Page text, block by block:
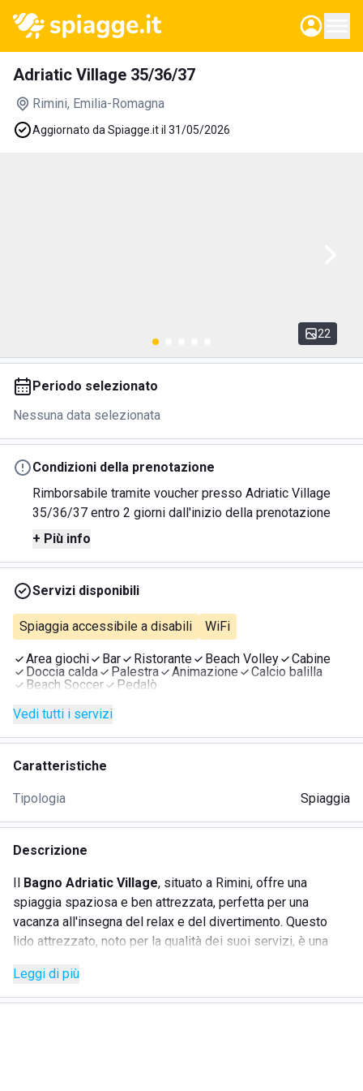
Adriatic Village 35/36/37
Rimini, Emilia-Romagna
Aggiornato da Spiagge.it il 31/05/2026
22
Periodo selezionato
Nessuna data selezionata
Condizioni della prenotazione
Rimborsabile tramite voucher presso Adriatic Village
35/36/37 entro 2 giorni dall'inizio della prenotazione
+ Più info
Servizi disponibili
Spiaggia accessibile a disabili WiFi
Area giochi Bar Ristorante Beach Volley
Cabine
Doccia calda
Palestra Animazione
Calcio balilla
Beach Soccer
Pedalò
Vedi tutti i servizi
Caratteristiche
Tipologia Spiaggia
Descrizione
Il Bagno Adriatic Village, situato a Rimini, offre una
spiaggia spaziosa e ben attrezzata, perfetta per una
vacanza all'insegna del relax e del divertimento. Questo
lido attrezzato, noto per la qualità dei suoi servizi, è una
spiaggia è caratterizzata da sabbia finissima e mare
cristallino, offrendo un ambiente ideale per le passeggiate
Leggi di più